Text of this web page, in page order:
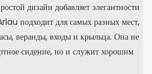
дизайн добавляет элегантности
подходит для самых разных мест,
веранды, входы и крыльца. Она не
сидение, но и служит хорошим